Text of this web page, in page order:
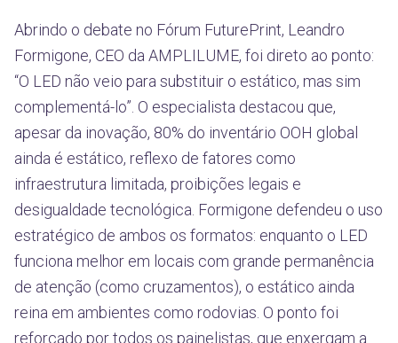
Abrindo o debate no Fórum FuturePrint, Leandro
Formigone, CEO da AMPLILUME, foi direto ao ponto:
“O LED não veio para substituir o estático, mas sim
complementá-lo”. O especialista destacou que,
apesar da inovação, 80% do inventário OOH global
ainda é estático, reflexo de fatores como
infraestrutura limitada, proibições legais e
desigualdade tecnológica. Formigone defendeu o uso
estratégico de ambos os formatos: enquanto o LED
funciona melhor em locais com grande permanência
de atenção (como cruzamentos), o estático ainda
reina em ambientes como rodovias. O ponto foi
reforçado por todos os painelistas, que enxergam a